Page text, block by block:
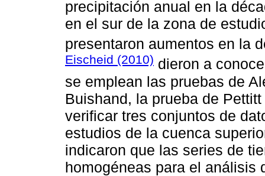
precipitación anual en la
en el sur de la zona de
presentaron aumentos en la
Eischeid (2010) dieron a
se emplean las pruebas de
Buishand, la prueba de
verificar tres conjuntos de
estudios de la cuenca
indicaron que las series de
homogéneas para el análisis